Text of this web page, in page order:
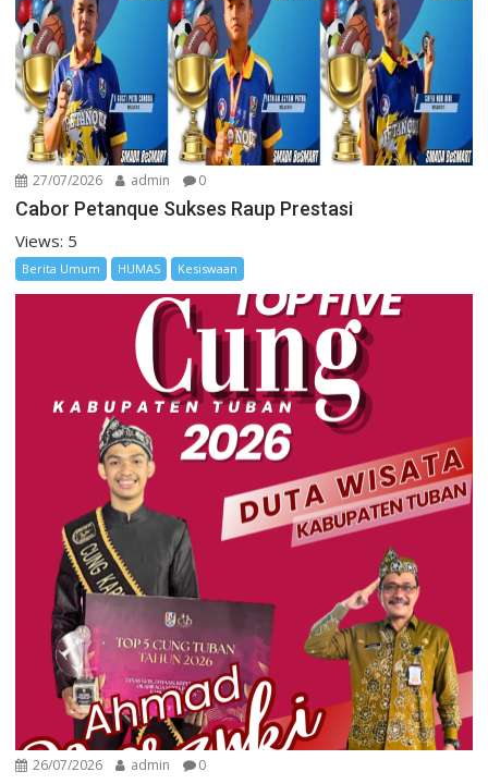
27/07/2026 admin 0
Cabor Petanque Sukses Raup Prestasi
Views: 5
Berita Umum HUMAS Kesiswaan
26/07/2026 admin 0